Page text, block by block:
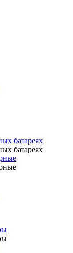
батареях
батареях